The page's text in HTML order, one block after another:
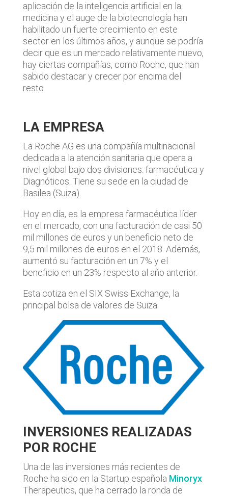
aplicación de la inteligencia artificial en la
medicina y el auge de la biotecnología han
habilitado un fuerte crecimiento en este
sector en los últimos años, y aunque se podría
decir que es un mercado relativamente nuevo,
hay ciertas compañías, como Roche, que han
sabido destacar y crecer por encima del
resto.
LA EMPRESA
La Roche AG es una compañía multinacional
dedicada a la atención sanitaria que opera a
nivel global bajo dos divisiones: farmacéutica y
Diagnóticos. Tiene su sede en la ciudad de
Basilea (Suiza).
Hoy en día, es la empresa farmacéutica líder
en el mercado, con una facturación de casi 50
mil millones de euros y un beneficio neto de
9,5 mil millones de euros en el 2018. Además,
aumentó su facturación en un 7% y el
beneficio en un 23% respecto al año anterior.
Esta cotiza en el SIX Swiss Exchange, la
principal bolsa de valores de Suiza.
INVERSIONES REALIZADAS
POR ROCHE
Una de las inversiones más recientes de
Roche ha sido en la Startup española Minoryx
Therapeutics, que ha cerrado la ronda de